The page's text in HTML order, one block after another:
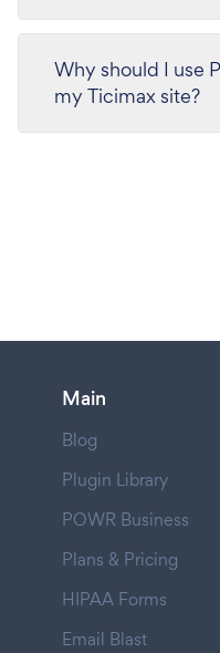
Why should I use
my Ticimax site?
Main
Blog
Plugin Library
POWR Business
Plans & Pricing
HIPAA Forms
Email Blast